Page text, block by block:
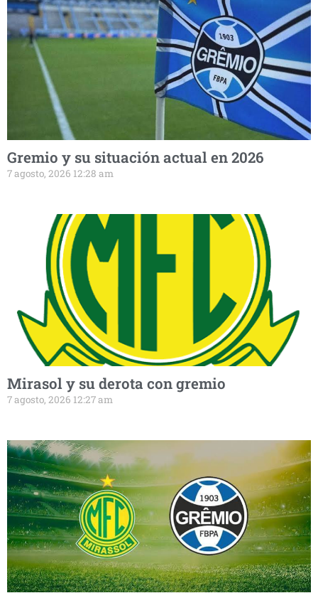
Gremio y su situación actual en 2026
7 agosto, 2026 12:28 am
Mirasol y su derota con gremio
7 agosto, 2026 12:27 am